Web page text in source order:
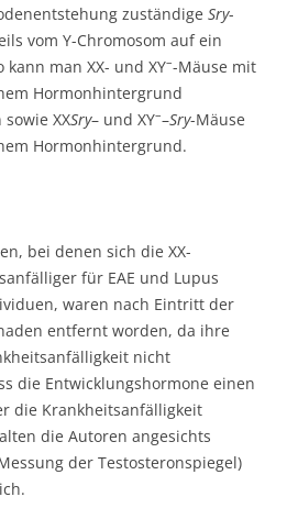
zuständige Sry-
vom Y-Chromosom auf ein
man XX- und XY–-Mäuse mit
Hormonhintergrund
XXSry– und XY––Sry-Mäuse
Hormonhintergrund.
bei denen sich die XX-
für EAE und Lupus
waren nach Eintritt der
entfernt worden, da ihre
nicht
die Entwicklungshormone einen
die Krankheitsanfälligkeit
die Autoren angesichts
der Testosteronspiegel)